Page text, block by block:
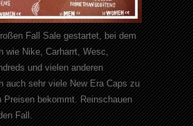
Fall Sale gestartet, bei dem
wie Nike, Carharrt, Wesc,
und vielen anderen
auch sehr viele New Era Caps zu
Preisen bekommt. Reinschauen
Fall.